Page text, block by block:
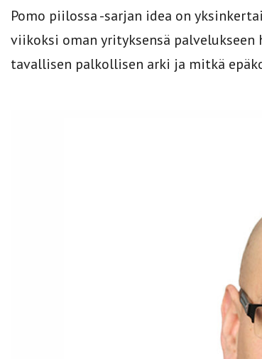
Pomo piilossa -sarjan idea on
viikoksi oman yrityksensä
tavallisen palkollisen arki ja mitkä